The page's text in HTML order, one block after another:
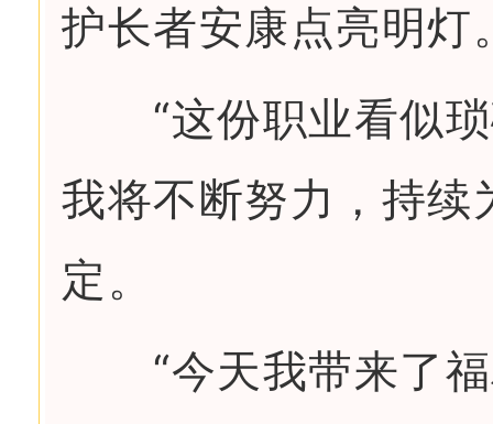
护长者安康点亮明灯
“这份职业看似琐
我将不断努力，持续
定。
“今天我带来了福